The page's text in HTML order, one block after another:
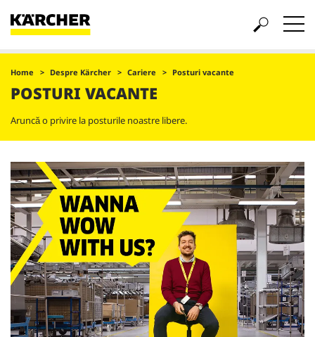
Home Despre Kärcher Cariere Posturi vacante
POSTURI VACANTE
Aruncă o privire la posturile noastre libere.